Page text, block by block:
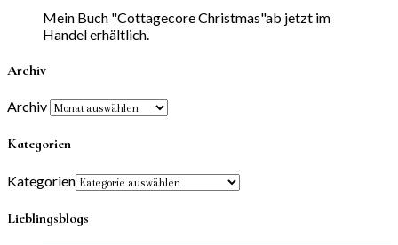
Mein Buch "Cottagecore Christmas"ab jetzt im
Handel erhältlich.
Archiv
Archiv
Kategorien
Kategorien
Lieblingsblogs